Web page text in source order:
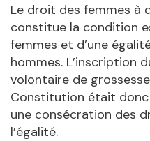
Le droit des femmes à
constitue la condition
femmes et d’une
hommes. L’inscription
volontaire de
Constitution était
une consécration des
l’égalité.